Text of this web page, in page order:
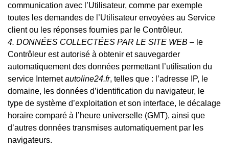
communication avec l’Utilisateur, comme par exemple
toutes les demandes de l’Utilisateur envoyées au Service
client ou les réponses fournies par le Contrôleur.
4. DONNÉES COLLECTÉES PAR LE SITE WEB – le
Contrôleur est autorisé à obtenir et sauvegarder
automatiquement des données permettant l’utilisation du
service Internetautoline24.fr, telles que : l’adresse IP, le
domaine, les données d’identification du navigateur, le
type de système d’exploitation et son interface, le décalage
horaire comparé à l’heure universelle (GMT), ainsi que
d’autres données transmises automatiquement par les
navigateurs.